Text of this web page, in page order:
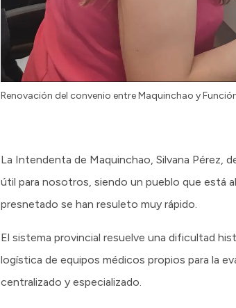
Renovación del convenio entre Maquinchao y
La Intendenta de Maquinchao, Silvana Pérez,
útil para nosotros, siendo un pueblo que está
presnetado se han resuleto muy rápido.
El sistema provincial resuelve una dificultad
logística de equipos médicos propios para la
centralizado y especializado.